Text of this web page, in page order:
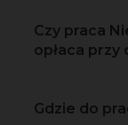
Czy praca
opłaca przy
Gdzie do